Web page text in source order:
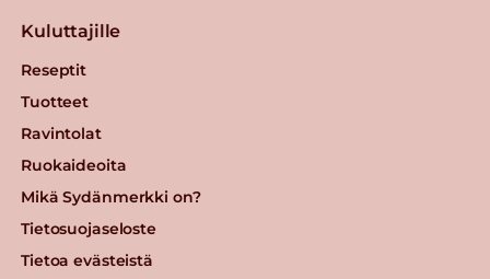
Kuluttajille
Reseptit
Tuotteet
Ravintolat
Ruokaideoita
Mikä Sydänmerkki on?
Tietosuojaseloste
Tietoa evästeistä